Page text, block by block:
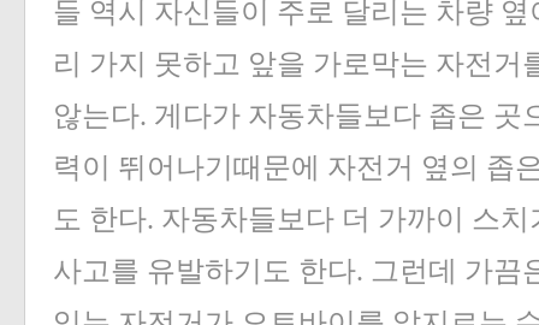
들 역시 자신들이 주로 달리는 차량
리 가지 못하고 앞을 가로막는 자전거
않는다. 게다가 자동차들보다 좁은 곳
력이 뛰어나기때문에 자전거 옆의 좁
도 한다. 자동차들보다 더 가까이 스
사고를 유발하기도 한다. 그런데 가끔